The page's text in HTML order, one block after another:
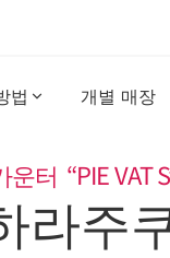
법 개별 매장
터  “PIE VAT
라주